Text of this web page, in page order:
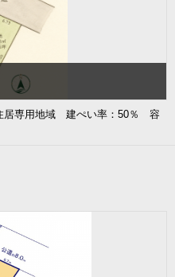
居専用地域 建ぺい率：50％ 容